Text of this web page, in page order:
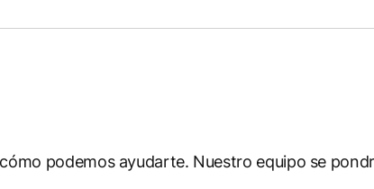
podemos ayudarte. Nuestro equipo se